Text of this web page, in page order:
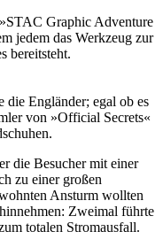
Graphic Adventure
jedem das Werkzeug zur
bereitsteht.
die Engländer; egal ob es
von »Official Secrets«
die Besucher mit einer
zu einer großen
Ansturm wollten
Zweimal führte
totalen Stromausfall.